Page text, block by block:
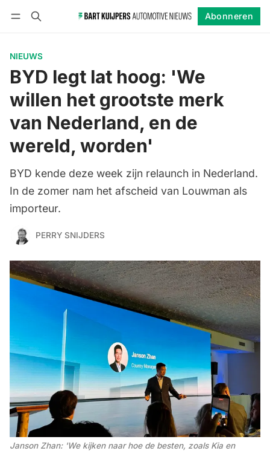
Abonneren
NIEUWS
BYD legt lat hoog: 'We
willen het grootste merk
van Nederland, en de
wereld, worden'
BYD kende deze week zijn relaunch in Nederland.
In de zomer nam het afscheid van Louwman als
importeur.
PERRY SNIJDERS
Janson Zhan: 'We kijken naar hoe de besten, zoals Kia en